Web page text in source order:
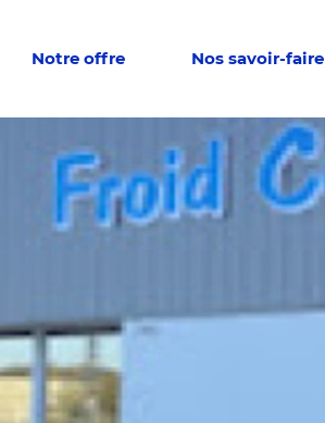
Notre offre Nos savoir-faire